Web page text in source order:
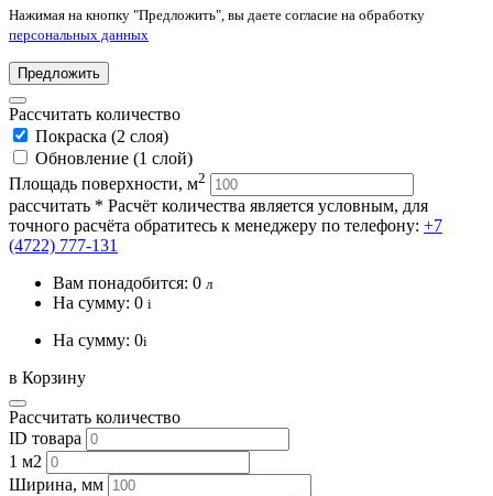
Нажимая на кнопку "Предложить", вы даете согласие на обработку
персональных данных
Предложить
Рассчитать количество
Покраска (2 слоя)
Обновление (1 слой)
Площадь поверхности, м2
рассчитать * Расчёт количества является условным, для
точного расчёта обратитесь к менеджеру по телефону: +7
(4722) 777-131
Вам понадобится: 0 л
На сумму: 0 i
На сумму: 0i
в Корзину
Рассчитать количество
ID товара
1 м2
Ширина, мм